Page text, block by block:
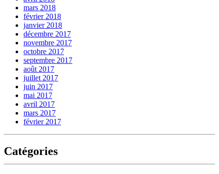
mars 2018
février 2018
janvier 2018
décembre 2017
novembre 2017
octobre 2017
septembre 2017
août 2017
juillet 2017
juin 2017
mai 2017
avril 2017
mars 2017
février 2017
Catégories